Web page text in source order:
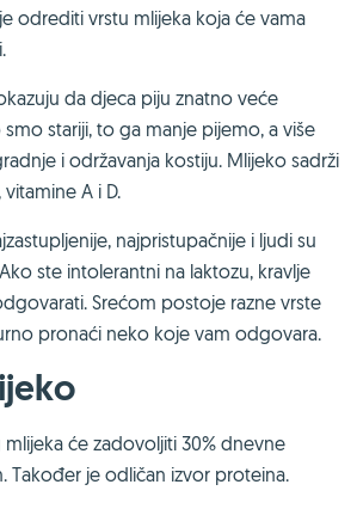
odrediti vrstu mlijeka koja će vama
da djeca piju znatno veće
smo stariji, to ga manje pijemo, a više
i održavanja kostiju. Mlijeko sadrži
A i D.
najpristupačnije i ljudi su
ste intolerantni na laktozu, kravlje
Srećom postoje razne vrste
pronaći neko koje vam odgovara.
mlijeka će zadovoljiti 30% dnevne
Također je odličan izvor proteina.